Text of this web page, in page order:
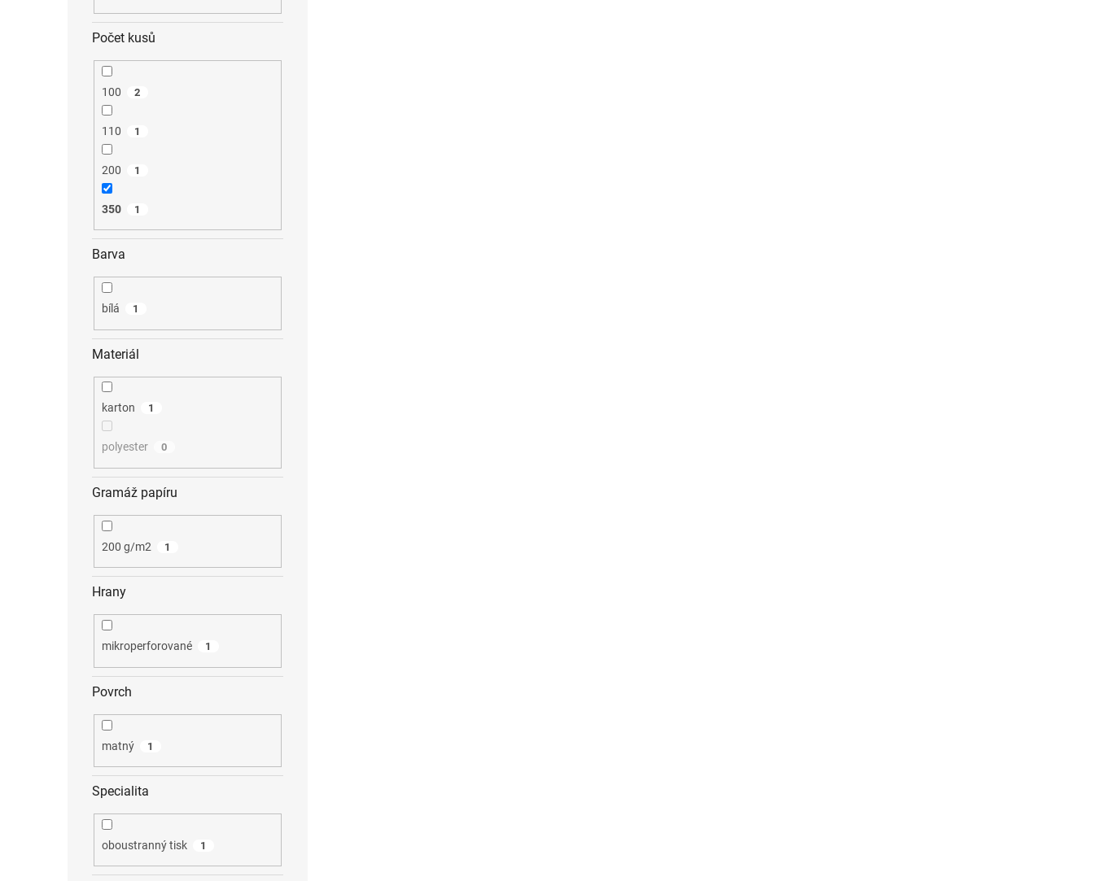
Počet kusů
100 2
110 1
200 1
350 1
Barva
bílá 1
Materiál
karton 1
polyester 0
Gramáž papíru
200 g/m2 1
Hrany
mikroperforované 1
Povrch
matný 1
Specialita
oboustranný tisk 1